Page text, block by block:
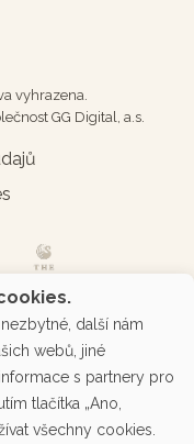
vyhrazena.
GG Digital, a.s.
další nám
webů, jiné
s partnery pro
tlačítka „Ano,
všechny cookies.